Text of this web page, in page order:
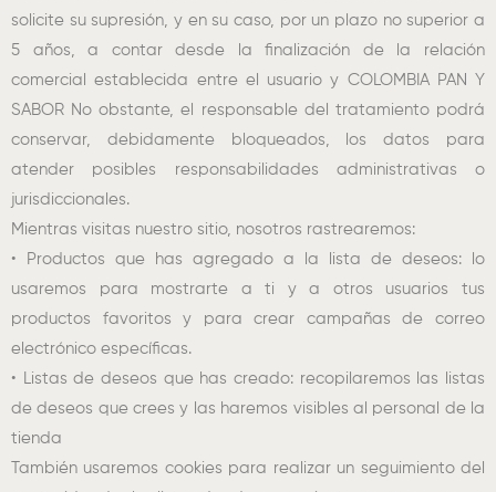
solicite su supresión, y en su caso, por un plazo no superior a
5 años, a contar desde la finalización de la relación
comercial establecida entre el usuario y COLOMBIA PAN Y
SABOR No obstante, el responsable del tratamiento podrá
conservar, debidamente bloqueados, los datos para
atender posibles responsabilidades administrativas o
jurisdiccionales.
Mientras visitas nuestro sitio, nosotros rastrearemos:
• Productos que has agregado a la lista de deseos: lo
usaremos para mostrarte a ti y a otros usuarios tus
productos favoritos y para crear campañas de correo
electrónico específicas.
• Listas de deseos que has creado: recopilaremos las listas
de deseos que crees y las haremos visibles al personal de la
tienda
También usaremos cookies para realizar un seguimiento del